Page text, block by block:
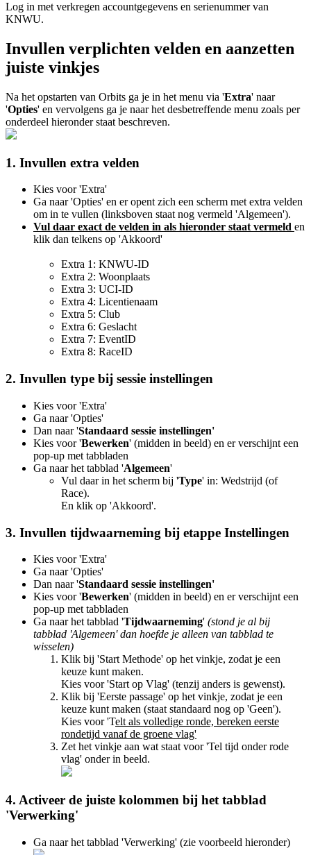
Log in met verkregen accountgegevens en serienummer van
KNWU.
Invullen verplichten velden en aanzetten
juiste vinkjes
Na het opstarten van Orbits ga je in het menu via 'Extra' naar
'Opties' en vervolgens ga je naar het desbetreffende menu zoals per
onderdeel hieronder staat beschreven.
1. Invullen extra velden
Kies voor 'Extra'
Ga naar 'Opties' en er opent zich een scherm met extra velden
om in te vullen (linksboven staat nog vermeld 'Algemeen').
Vul daar exactde velden in als hieronder staat vermeld en
klik dan telkens op 'Akkoord'
Extra 1: KNWU-ID
Extra 2: Woonplaats
Extra 3: UCI-ID
Extra 4: Licentienaam
Extra 5: Club
Extra 6: Geslacht
Extra 7: EventID
Extra 8: RaceID
2. Invullen type bij sessie instellingen
Kies voor 'Extra'
Ga naar 'Opties'
Dan naar 'Standaard sessie instellingen'
Kies voor 'Bewerken' (midden in beeld) en er verschijnt een
pop-up met tabbladen
Ga naar het tabblad 'Algemeen'
Vul daar in het scherm bij 'Type' in: Wedstrijd (of
Race).
En klik op 'Akkoord'.
3. Invullen tijdwaarneming bij etappe Instellingen
Kies voor 'Extra'
Ga naar 'Opties'
Dan naar 'Standaard sessie instellingen'
Kies voor 'Bewerken' (midden in beeld) en er verschijnt een
pop-up met tabbladen
Ga naar het tabblad 'Tijdwaarneming' (stond je al bij
tabblad 'Algemeen' dan hoefde je alleen van tabblad te
wisselen)
Klik bij 'Start Methode' op het vinkje, zodat je een
keuze kunt maken.
Kies voor 'Start op Vlag' (tenzij anders is gewenst).
Klik bij 'Eerste passage' op het vinkje, zodat je een
keuze kunt maken (staat standaard nog op 'Geen').
Kies voor 'Telt als volledige ronde, bereken eerste
rondetijd vanaf de groene vlag'
Zet het vinkje aan wat staat voor 'Tel tijd onder rode
vlag' onder in beeld.
4. Activeer de juiste kolommen bij het tabblad
'Verwerking'
Ga naar het tabblad 'Verwerking' (zie voorbeeld hieronder)